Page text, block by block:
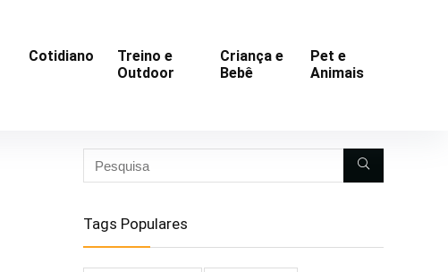
Cotidiano
Treino e
Outdoor
Criança e
Bebê
Pet e
Animais
Tags Populares